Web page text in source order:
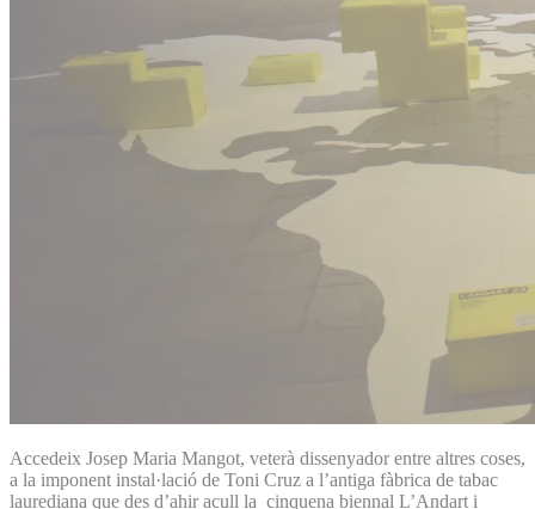
Accedeix Josep Maria Mangot, veterà dissenyador entre altres coses,
a la imponent instal·lació de Toni Cruz a l’antiga fàbrica de tabac
laurediana que des d’ahir acull la cinquena biennal L’Andart i